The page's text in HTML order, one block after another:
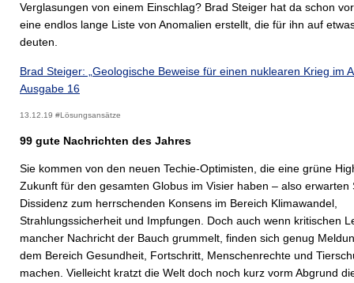
Verglasungen von einem Einschlag? Brad Steiger hat da schon
eine endlos lange Liste von Anomalien erstellt, die für ihn auf
deuten.
Brad Steiger: „Geologische Beweise für einen nuklearen Krieg im
Ausgabe 16
13.12.19 #Lösungsansätze
99 gute Nachrichten des Jahres
Sie kommen von den neuen Techie-Optimisten, die eine grüne
Zukunft für den gesamten Globus im Visier haben – also erwarten
Dissidenz zum herrschenden Konsens im Bereich Klimawandel,
Strahlungssicherheit und Impfungen. Doch auch wenn kritischen
mancher Nachricht der Bauch grummelt, finden sich genug
dem Bereich Gesundheit, Fortschritt, Menschenrechte und
machen. Vielleicht kratzt die Welt doch noch kurz vorm Abgrund